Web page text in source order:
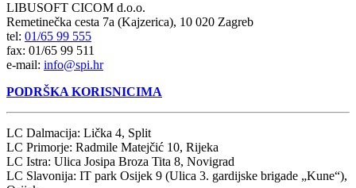
LIBUSOFT CICOM d.o.o.
Remetinečka cesta 7a (Kajzerica), 10 020 Zagreb
tel: 01/65 99 555
fax: 01/65 99 511
e-mail: info@spi.hr
PODRŠKA KORISNICIMA
LC Dalmacija: Lička 4, Split
LC Primorje: Radmile Matejčić 10, Rijeka
LC Istra: Ulica Josipa Broza Tita 8, Novigrad
LC Slavonija: IT park Osijek 9 (Ulica 3. gardijske brigade „Kune“),